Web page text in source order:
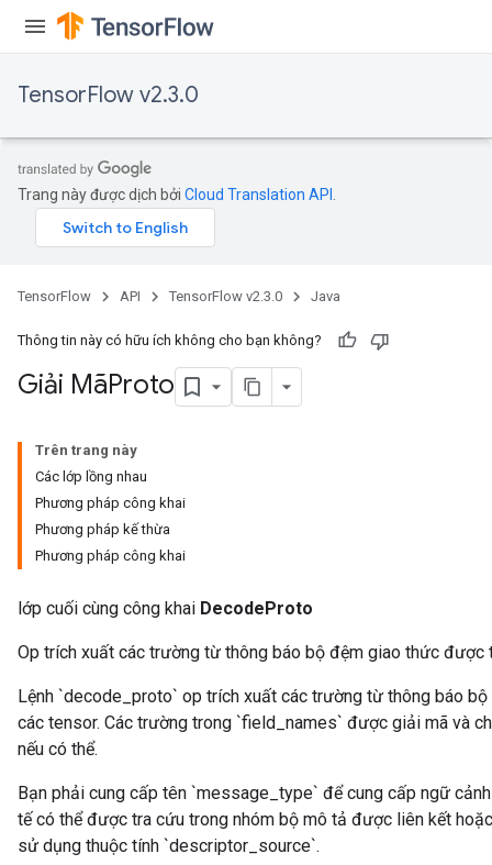
TensorFlow v2.3.0
Trang này được dịch bởi Cloud Translation API
TensorFlow API TensorFlow v2.3.0 Java
Thông tin này có hữu ích không cho bạn không?
Giải MãProto
Trên trang này
Các lớp lồng nhau
Phương pháp công khai
Phương pháp kế thừa
Phương pháp công khai
lớp cuối cùng công khai DecodeProto
Op trích xuất các trường từ thông báo bộ đệm giao thức được
Lệnh `decode_proto` op trích xuất các trường từ thông báo
các tensor. Các trường trong `field_names` được giải mã và
nếu có thể.
Bạn phải cung cấp tên `message_type` để cung cấp ngữ
tế có thể được tra cứu trong nhóm bộ mô tả được liên kết
sử dụng thuộc tính `descriptor_source`.